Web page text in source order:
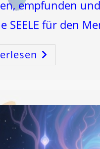
empfunden
SEELE für den
MOND-
Exkursionen
Die
NICHTS
Bringen
…